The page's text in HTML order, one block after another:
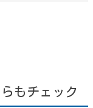
もチェック